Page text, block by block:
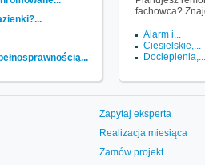
fachowca?
Alarm i...
Ciesielskie,...
Docieplenia,...
Zapytaj eksperta
Realizacja miesiąca
Zamów projekt